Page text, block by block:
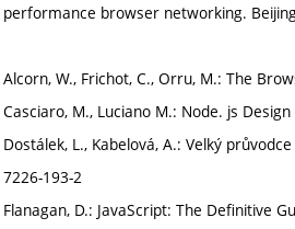
performance browser networking.
Alcorn, W., Frichot, C., Orru, M.: The
Casciaro, M., Luciano M.: Node. js
Dostálek, L., Kabelová, A.: Velký
7226-193-2
Flanagan, D.: JavaScript: The Definitive